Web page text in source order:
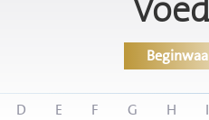
D E F G H I